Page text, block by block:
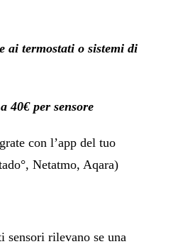
ai termostati o sistemi di
40€ per sensore
con l’app del tuo
Netatmo, Aqara)
sensori rilevano se una